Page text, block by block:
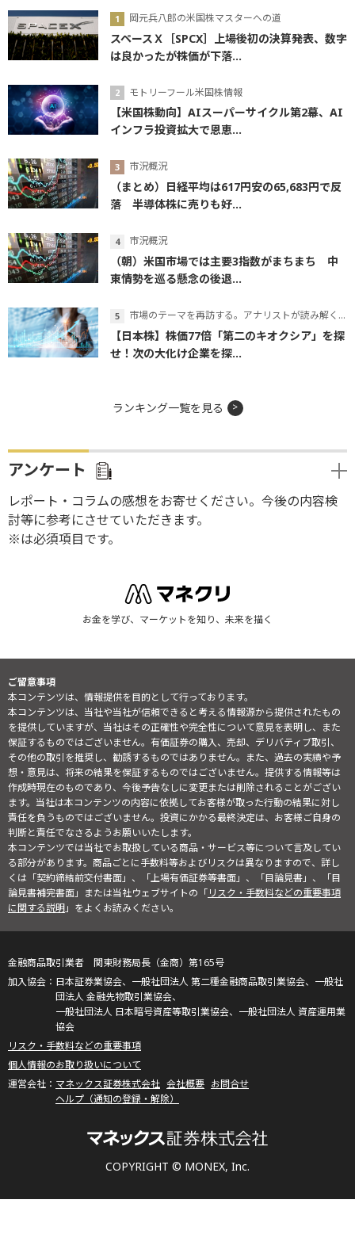
岡元兵八郎の米国株マスターへの道
スペースＸ［SPCX］上場後初の決算発表、数字
は良かったが株価が下落...
モトリーフール米国株情報
【米国株動向】AIスーパーサイクル第2幕、AI
インフラ投資拡大で恩恵...
市況概況
（まとめ）日経平均は617円安の65,683円で反
落 半導体株に売りも好...
市況概況
（朝）米国市場では主要3指数がまちまち 中
東情勢を巡る懸念の後退...
市場のテーマを再訪する。アナリストが読み解くテーマの本質
【日本株】株価77倍「第二のキオクシア」を探
せ！次の大化け企業を探...
ランキング一覧を見る
アンケート
レポート・コラムの感想をお寄せください。今後の内容検
討等に参考にさせていただきます。
※は必須項目です。
お金を学び、マーケットを知り、未来を描く
ご留意事項
本コンテンツは、情報提供を目的として行っております。
本コンテンツは、当社や当社が信頼できると考える情報源から提供されたもの
を提供していますが、当社はその正確性や完全性について意見を表明し、また
保証するものではございません。有価証券の購入、売却、デリバティブ取引、
その他の取引を推奨し、勧誘するものではありません。また、過去の実績や予
想・意見は、将来の結果を保証するものではございません。提供する情報等は
作成時現在のものであり、今後予告なしに変更または削除されることがござい
ます。当社は本コンテンツの内容に依拠してお客様が取った行動の結果に対し
責任を負うものではございません。投資にかかる最終決定は、お客様ご自身の
判断と責任でなさるようお願いいたします。
本コンテンツでは当社でお取扱している商品・サービス等について言及してい
る部分があります。商品ごとに手数料等およびリスクは異なりますので、詳し
くは「契約締結前交付書面」、「上場有価証券等書面」、「目論見書」、「目
論見書補完書面」または当社ウェブサイトの「リスク・手数料などの重要事項
に関する説明」をよくお読みください。
COPYRIGHT © MONEX, Inc.
金融商品取引業者 関東財務局長（金商）第165号
日本証券業協会、一般社団法人 第二種金融商品取引業協会、一般社
団法人 金融先物取引業協会、
一般社団法人 日本暗号資産等取引業協会、一般社団法人 資産運用業
協会
リスク・手数料などの重要事項
個人情報のお取り扱いについて
マネックス証券株式会社 会社概要 お問合せ
ヘルプ（通知の登録・解除）